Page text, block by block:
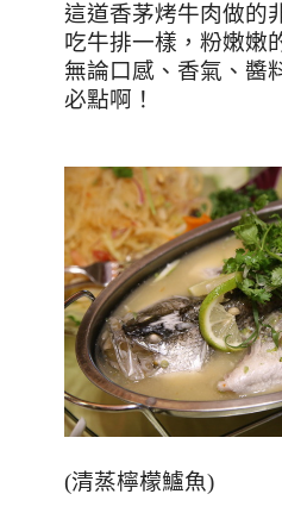
這道香茅烤牛肉做的
吃牛排一樣，粉嫩嫩
無論口感、香氣、醬
必點啊！
(清蒸檸檬鱸魚)